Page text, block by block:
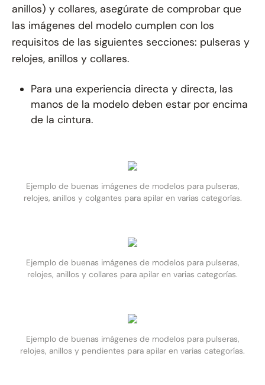
anillos) y collares, asegúrate de comprobar que
las imágenes del modelo cumplen con los
requisitos de las siguientes secciones: pulseras y
relojes, anillos y collares.
Para una experiencia directa y directa, las
manos de la modelo deben estar por encima
de la cintura.
Ejemplo de buenas imágenes de modelos para pulseras,
relojes, anillos y colgantes para apilar en varias categorías.
Ejemplo de buenas imágenes de modelos para pulseras,
relojes, anillos y collares para apilar en varias categorías.
Ejemplo de buenas imágenes de modelos para pulseras,
relojes, anillos y pendientes para apilar en varias categorías.